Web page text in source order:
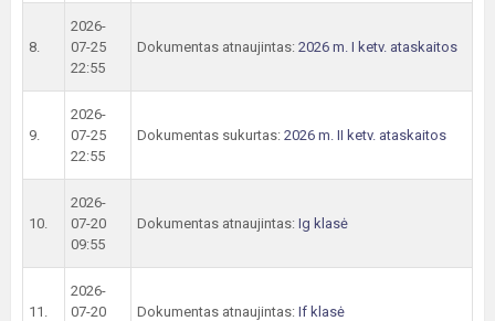
8.
2026-
07-25
22:55
Dokumentas atnaujintas: 2026 m. I ketv. ataskaitos
9.
2026-
07-25
22:55
Dokumentas sukurtas: 2026 m. II ketv. ataskaitos
10.
2026-
07-20
09:55
Dokumentas atnaujintas: Ig klasė
11.
2026-
07-20
Dokumentas atnaujintas: If klasė